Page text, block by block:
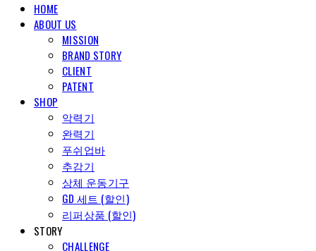
HOME
ABOUT US
MISSION
BRAND STORY
CLIENT
PATENT
SHOP
악력기
완력기
푸쉬업바
추감기
상체 운동기구
GD 세트 (할인)
리퍼상품 (할인)
STORY
CHALLENGE